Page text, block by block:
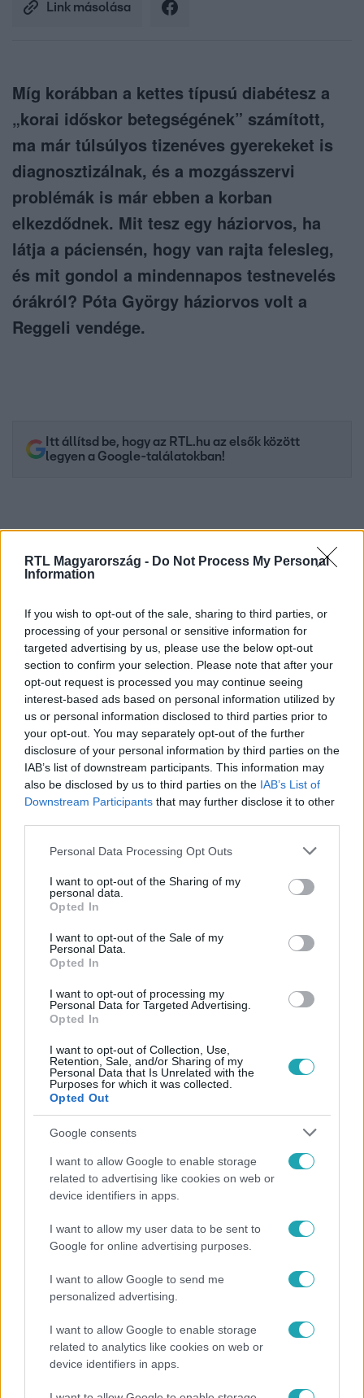
RTL Magyarország - Do Not Process My Personal
Information
If you wish to opt-out of the sale, sharing to third parties, or
processing of your personal or sensitive information for
targeted advertising by us, please use the below opt-out
section to confirm your selection. Please note that after your
opt-out request is processed you may continue seeing
interest-based ads based on personal information utilized by
us or personal information disclosed to third parties prior to
your opt-out. You may separately opt-out of the further
disclosure of your personal information by third parties on the
IAB’s list of downstream participants. This information may
also be disclosed by us to third parties on the IAB’s List of
Downstream Participants that may further disclose it to other
Please note that this website/app uses one or more Google
not limited to your visit or usage behaviour. You may click to
grant or deny consent to Google and its third-party tags to
use your data for below specified purposes in below Google
consent section.
Personal Data Processing Opt Outs
I want to opt-out of the Sharing of my
personal data.
Opted In
I want to opt-out of the Sale of my
Personal Data.
Opted In
I want to opt-out of processing my
Personal Data for Targeted Advertising.
Opted In
I want to opt-out of Collection, Use,
Retention, Sale, and/or Sharing of my
Personal Data that Is Unrelated with the
Purposes for which it was collected.
Opted Out
Google consents
I want to allow Google to enable storage
related to advertising like cookies on web or
device identifiers in apps.
I want to allow my user data to be sent to
Google for online advertising purposes.
I want to allow Google to send me
personalized advertising.
I want to allow Google to enable storage
related to analytics like cookies on web or
device identifiers in apps.
Link másolása
Míg korábban a kettes típusú diabétesz a
„korai időskor betegségének” számított,
ma már túlsúlyos tizenéves gyerekeket is
diagnosztizálnak, és a mozgásszervi
problémák is már ebben a korban
elkezdődnek. Mit tesz egy háziorvos, ha
látja a páciensén, hogy van rajta felesleg,
és mit gondol a mindennapos testnevelés
órákról? Póta György háziorvos volt a
Reggeli vendége.
Itt állítsd be, hogy az RTL.hu az elsők között
legyen a Google-találatokban!
Kövess minket, és értesülj a friss hírekről a
Facebookon is!
Követem
ELHÍZÁS #TESTMOZGÁS
Népszerű
Otthagyta a rádiózást, most óceánjáró hajón
dolgozik Garami Gábor